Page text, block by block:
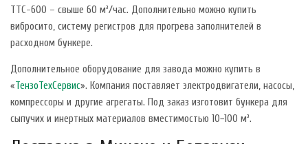
ТТС-600 – свыше 60 м³/час. Дополнительно можно купить
вибросито, систему регистров для прогрева заполнителей в
расходном бункере.
Дополнительное оборудование для завода можно купить в
«ТензоТехСервис». Компания поставляет электродвигатели, насосы,
компрессоры и другие агрегаты. Под заказ изготовит бункера для
сыпучих и инертных материалов вместимостью 10−100 м³.